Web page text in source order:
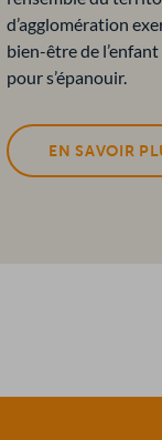
d’agglomération
bien-être de
pour s’épanouir.
EN SAVOIR